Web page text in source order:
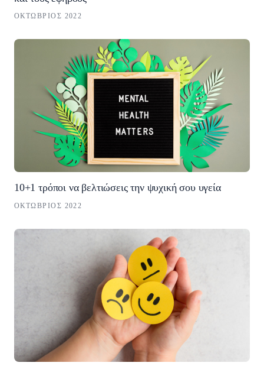
ΟΚΤΏΒΡΙΟΣ 2022
10+1 τρόποι να βελτιώσεις την ψυχική σου υγεία
ΟΚΤΏΒΡΙΟΣ 2022